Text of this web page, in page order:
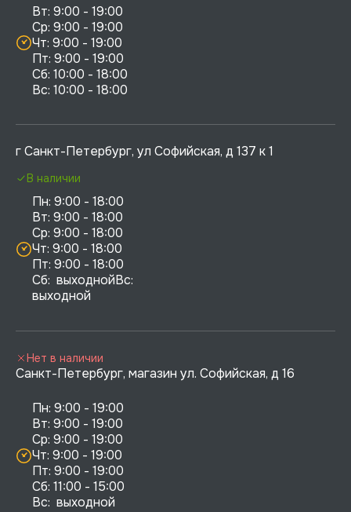
Вт: 9:00 - 19:00
Ср: 9:00 - 19:00
Чт: 9:00 - 19:00
Пт: 9:00 - 19:00
Сб: 10:00 - 18:00
г Санкт-Петербург, ул Софийская, д 137 к 1
Пн: 9:00 - 18:00
Вт: 9:00 - 18:00
Ср: 9:00 - 18:00
Чт: 9:00 - 18:00
Пт: 9:00 - 18:00
Сб:  выходнойВс:
выходной
В наличии
Санкт-Петербург, магазин ул. Софийская, д 16
Пн: 9:00 - 19:00
Вт: 9:00 - 19:00
Ср: 9:00 - 19:00
Чт: 9:00 - 19:00
Пт: 9:00 - 19:00
Сб: 11:00 - 15:00
Вс:  выходной
Нет в наличии